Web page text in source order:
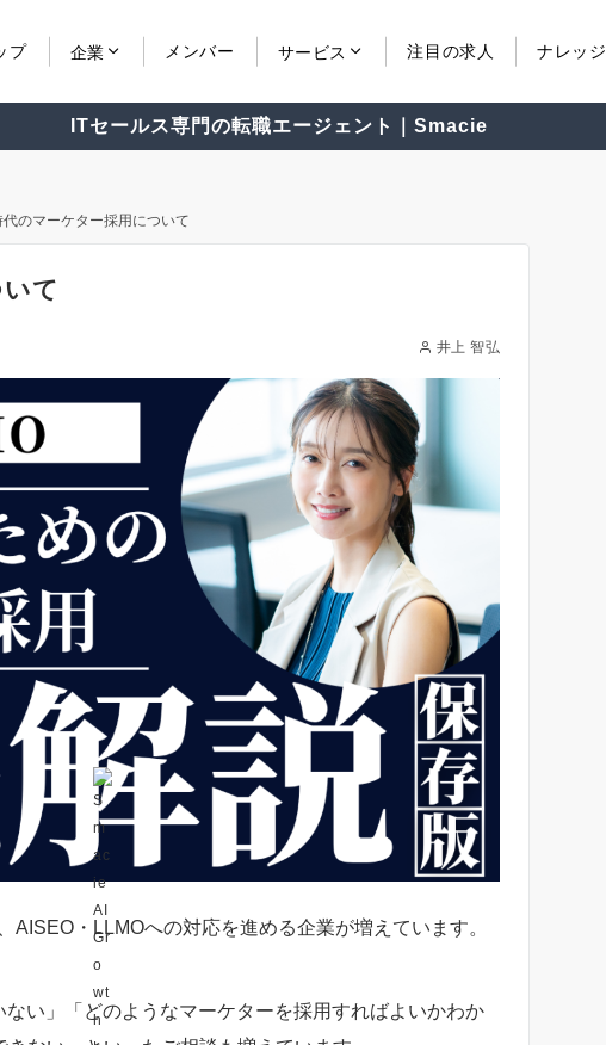
プ 企業 メンバー サービス 注目の求人 ナレッジ
ITセールス専門の転職エージェント｜Smacie
代のマーケター採用について
て
井上 智弘
・LLMOへの対応を進める企業が増えています。
い」「どのようなマーケターを採用すればよいかわか